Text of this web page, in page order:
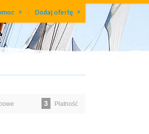
Dodaj ofertę
3 Płatność